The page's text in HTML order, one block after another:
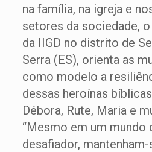
na família, na igreja e
setores da sociedade,
da IIGD no distrito de
Serra (ES), orienta as
como modelo a
dessas heroínas
Débora, Rute, Maria e
“Mesmo em um mundo
desafiador,